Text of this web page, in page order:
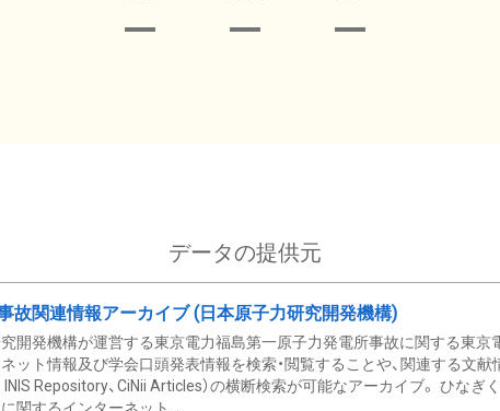
データの提供元
故関連情報アーカイブ (日本原子力研究開発機構)
開発機構が運営する東京電力福島第一原子力発電所事故に関する東京電
ット情報及び学会口頭発表情報を検索・閲覧することや、関連する文献
INIS Repository、CiNii Articles）の横断検索が可能なアーカイブ。 ひなぎ